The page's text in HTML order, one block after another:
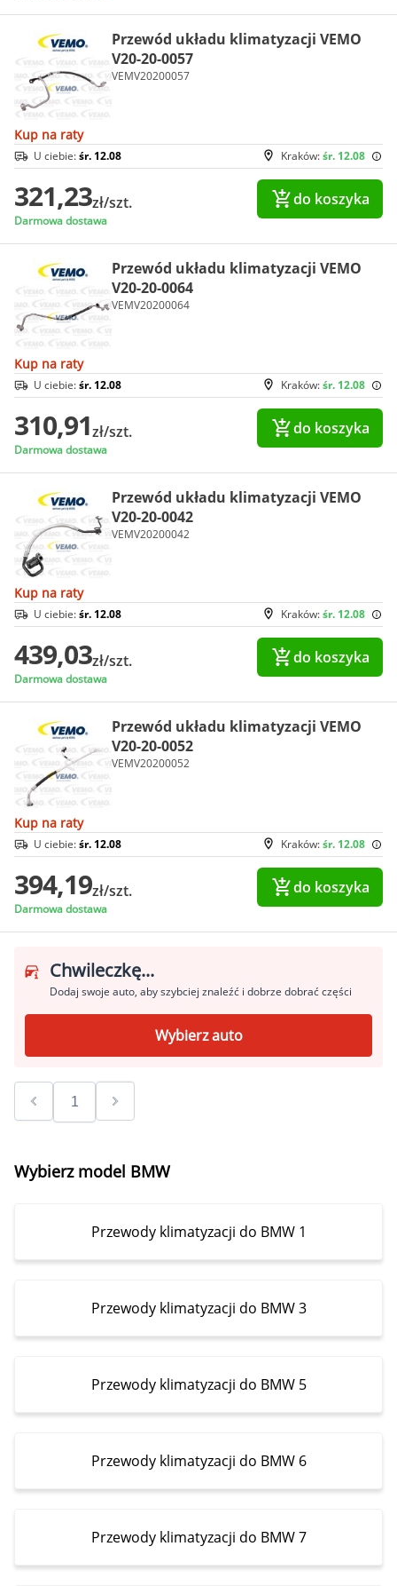
Przewód układu klimatyzacji VEMO
V20-20-0057
VEMV20200057
Kup na raty
Kraków:śr. 12.08
U ciebie:śr. 12.08
321,23zł/szt.
Darmowa dostawa
do koszyka
Przewód układu klimatyzacji VEMO
V20-20-0064
VEMV20200064
Kup na raty
Kraków:śr. 12.08
U ciebie:śr. 12.08
310,91zł/szt.
Darmowa dostawa
do koszyka
Przewód układu klimatyzacji VEMO
V20-20-0042
VEMV20200042
Kup na raty
Kraków:śr. 12.08
U ciebie:śr. 12.08
439,03zł/szt.
Darmowa dostawa
do koszyka
Przewód układu klimatyzacji VEMO
V20-20-0052
VEMV20200052
Kup na raty
Kraków:śr. 12.08
U ciebie:śr. 12.08
394,19zł/szt.
Darmowa dostawa
do koszyka
Chwileczkę...
Dodaj swoje auto, aby szybciej znaleźć i dobrze dobrać części
Wybierz auto
Wybierz model BMW
Przewody klimatyzacji do BMW 1
Przewody klimatyzacji do BMW 3
Przewody klimatyzacji do BMW 5
Przewody klimatyzacji do BMW 6
Przewody klimatyzacji do BMW 7